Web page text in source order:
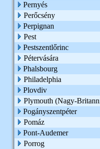
Pernyés
Perőcsény
Perpignan
Pest
Pestszentlőrinc
Pétervására
Phalsbourg
Philadelphia
Plovdiv
Plymouth (Nagy-
Pogányszentpéter
Pomáz
Pont-Audemer
Porrog